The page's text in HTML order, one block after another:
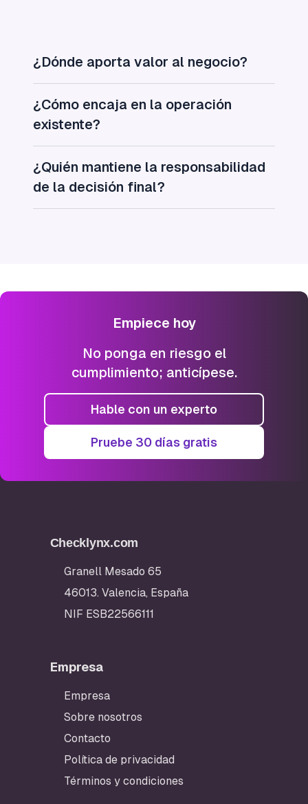
¿Dónde aporta valor al negocio?
¿Cómo encaja en la operación
existente?
¿Quién mantiene la responsabilidad
de la decisión final?
Empiece hoy
No ponga en riesgo el
cumplimiento; anticípese.
Hable con un experto
Pruebe 30 días gratis
Checklynx.com
Granell Mesado 65
46013. Valencia, España
NIF ESB22566111
Empresa
Empresa
Sobre nosotros
Contacto
Política de privacidad
Términos y condiciones